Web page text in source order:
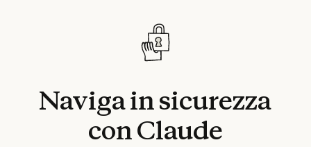
Navigainsicurezza
conClaude